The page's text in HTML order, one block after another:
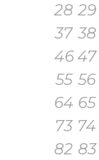
28 29
37 38
46 47
55 56
64 65
73 74
82 83